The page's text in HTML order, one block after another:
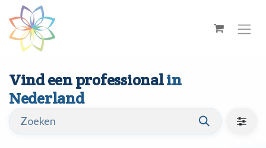
Overslaan naar inhoud
Vind een professionalin
Nederland